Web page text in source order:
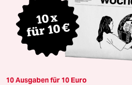
10 Ausgaben für 10 Euro